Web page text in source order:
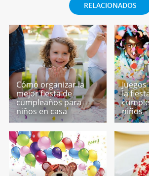
RELACIONADOS
Cómo organizar la
mejor fiesta de
cumpleaños para
niños en casa
la
niños